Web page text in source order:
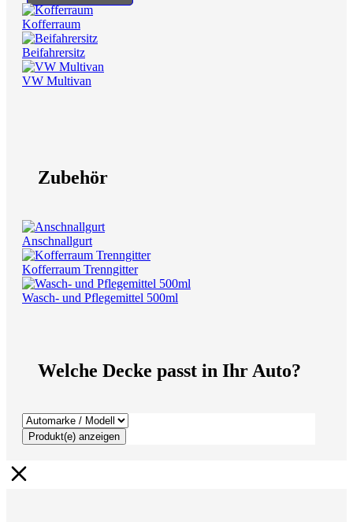
Kofferraum
Beifahrersitz
VW Multivan
Zubehör
Anschnallgurt
Kofferraum Trenngitter
Wasch- und Pflegemittel 500ml
Welche Decke passt in Ihr Auto?
Produkt(e) anzeigen